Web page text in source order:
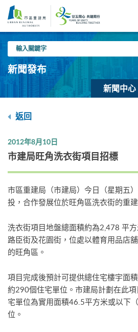
要
入
關
鍵
新聞發布
新聞中心
返回
2012年8月10日
市建局旺角洗衣街項目招標
市區重建局（市建局）今日（星期五
投，合作發展位於旺角區洗衣街的重建
洗衣街項目地盤總面積約為2,478 平
路臣街及花園街，位處以體育用品店
的旺角區。
項目完成後預計可提供總住宅樓宇面
約290個住宅單位。市建局計劃在此
宅單位為實用面積46.5平方米或以下
位。